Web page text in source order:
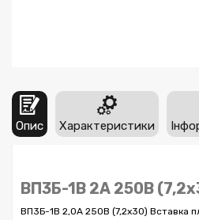
Опис Характеристики
ВП3Б-1В 2А 250В
ВП3Б-1В 2,0А 250В (7,2x30) Вставка